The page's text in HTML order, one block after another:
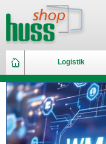
Logistik